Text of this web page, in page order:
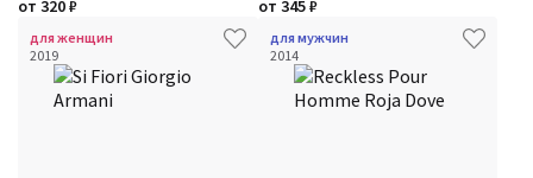
от 320₽ от 345₽
для женщин
2019
для мужчин
2014